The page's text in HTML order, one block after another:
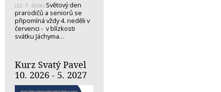
(22. 7. 2026) Světový den
prarodičů a seniorů se
připomíná vždy 4. neděli v
červenci - v blízkosti
svátku Jáchyma…
Kurz Svatý Pavel
10. 2026 - 5. 2027